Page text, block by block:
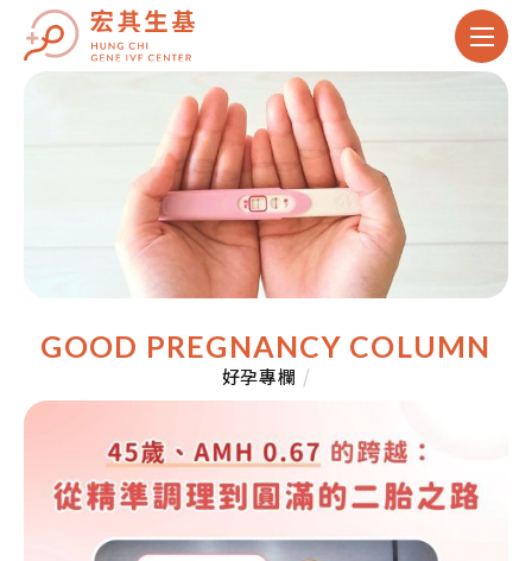
GOOD PREGNANCY COLUMN
好孕專欄 /